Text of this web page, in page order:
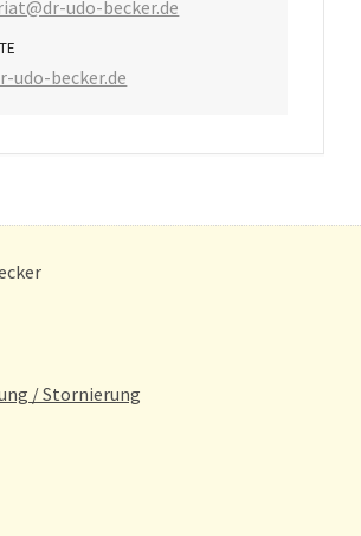
udo-becker.de
udo-becker.de
/ Stornierung